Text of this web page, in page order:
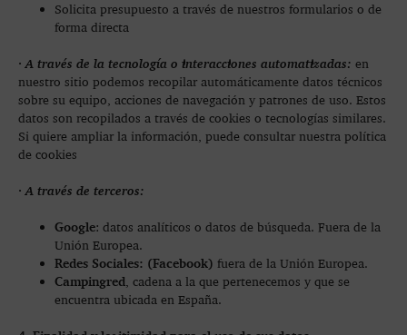
Solicita presupuesto a través de nuestros formularios o de
forma directa
· A través de la tecnología o interacciones automatizadas: en
nuestro sitio podemos recopilar automáticamente datos técnicos
sobre su equipo, acciones de navegación y patrones de uso. Estos
datos son recopilados a través de cookies o tecnologías similares.
Si quiere ampliar la información, puede consultar nuestra política
de cookies
· A través de terceros:
Google: datos analíticos o datos de búsqueda. Fuera de la
Unión Europea.
Redes Sociales: (Facebook) fuera de la Unión Europea.
Campingred , cadena a la que pertenecemos y que se
encuentra ubicada en España.